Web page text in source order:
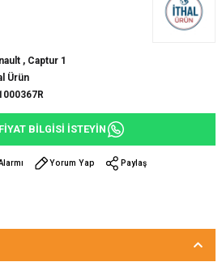
, Captur 1
Ürün
BİLGİSİ İSTEYİN
Yorum Yap Paylaş